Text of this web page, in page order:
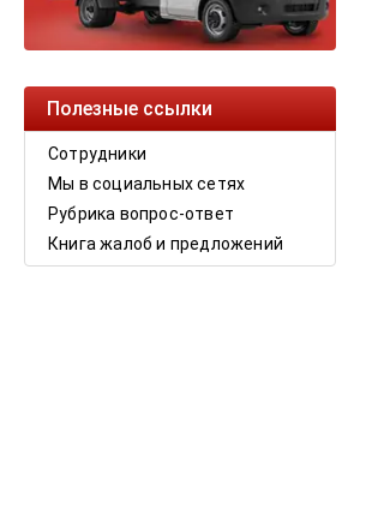
Полезные ссылки
Сотрудники
Мы в социальных сетях
Рубрика вопрос-ответ
Книга жалоб и предложений